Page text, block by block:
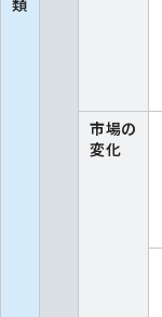
類
市場の
変化